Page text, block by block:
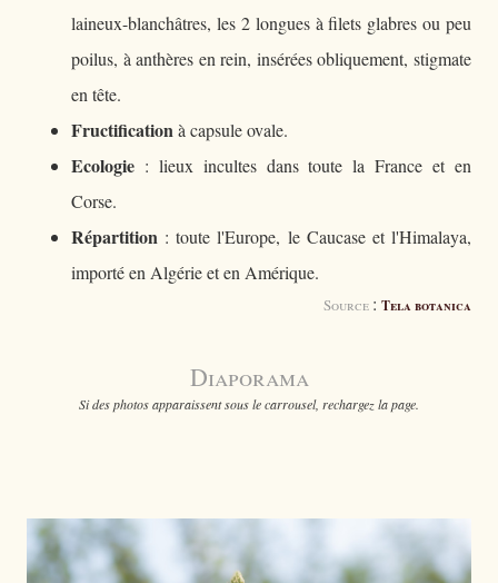
laineux-blanchâtres, les 2 longues à filets glabres ou peu
poilus, à anthères en rein, insérées obliquement, stigmate
en tête.
Fructificationà capsule ovale.
Ecologie : lieux incultes dans toute la France et en
Corse.
Répartition : toute l'Europe, le Caucase et l'Himalaya,
importé en Algérie et en Amérique.
Source : Tela botanica
Diaporama
Si des photos apparaissent sous le carrousel, rechargez la page.